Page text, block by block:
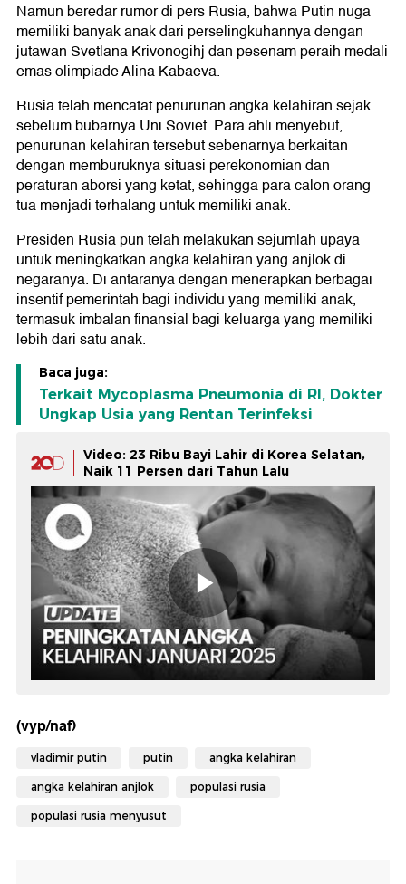
Namun beredar rumor di pers Rusia, bahwa Putin nuga
memiliki banyak anak dari perselingkuhannya dengan
jutawan Svetlana Krivonogihj dan pesenam peraih medali
emas olimpiade Alina Kabaeva.
Rusia telah mencatat penurunan angka kelahiran sejak
sebelum bubarnya Uni Soviet. Para ahli menyebut,
penurunan kelahiran tersebut sebenarnya berkaitan
dengan memburuknya situasi perekonomian dan
peraturan aborsi yang ketat, sehingga para calon orang
tua menjadi terhalang untuk memiliki anak.
Presiden Rusia pun telah melakukan sejumlah upaya
untuk meningkatkan angka kelahiran yang anjlok di
negaranya. Di antaranya dengan menerapkan berbagai
insentif pemerintah bagi individu yang memiliki anak,
termasuk imbalan finansial bagi keluarga yang memiliki
lebih dari satu anak.
Baca juga:
Terkait Mycoplasma Pneumonia di RI, Dokter
Ungkap Usia yang Rentan Terinfeksi
Video: 23 Ribu Bayi Lahir di Korea Selatan,
Naik 11 Persen dari Tahun Lalu
(vyp/naf)
vladimir putin putin angka kelahiran
angka kelahiran anjlok populasi rusia
populasi rusia menyusut